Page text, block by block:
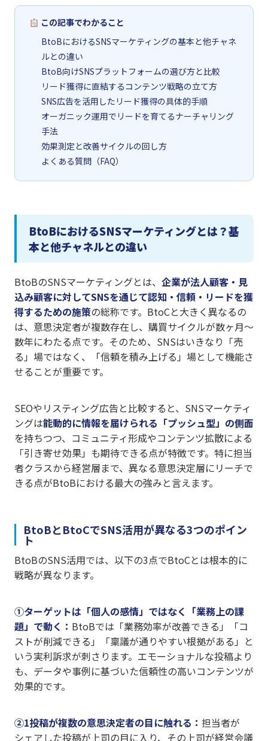
この記事でわかること
BtoBにおけるSNSマーケティングの基本と他チャネ
ルとの違い
BtoB向けSNSプラットフォームの選び方と比較
リード獲得に直結するコンテンツ戦略の立て方
SNS広告を活用したリード獲得の具体的手順
オーガニック運用でリードを育てるナーチャリング
手法
効果測定と改善サイクルの回し方
よくある質問（FAQ）
BtoBにおけるSNSマーケティングとは？基
本と他チャネルとの違い
BtoBのSNSマーケティングとは、 企業が法人顧客・見
込み顧客に対してSNSを通じて認知・信頼・リードを獲
得するための施策の総称です。BtoCと大きく異なるの
は、意思決定者が複数存在し、購買サイクルが数ヶ月〜
数年にわたる点です。そのため、SNSはいきなり「売
る」場ではなく、「信頼を積み上げる」場として機能さ
せることが重要です。
SEOやリスティング広告と比較すると、SNSマーケティ
ングは能動的に情報を届けられる「プッシュ型」の側面
を持ちつつ、コミュニティ形成やコンテンツ拡散による
「引き寄せ効果」も期待できる点が特徴です。特に担当
者クラスから経営層まで、異なる意思決定層にリーチで
きる点がBtoBにおける最大の強みと言えます。
BtoBとBtoCでSNS活用が異なる3つのポイン
ト
BtoBのSNS活用では、以下の3点でBtoCとは根本的に
戦略が異なります。
①ターゲットは「個人の感情」ではなく「業務上の課
題」で動く： BtoBでは「業務効率が改善できる」「コ
ストが削減できる」「稟議が通りやすい根拠がある」と
いう実利訴求が刺さります。エモーショナルな投稿より
も、データや事例に基づいた信頼性の高いコンテンツが
効果的です。
②1投稿が複数の意思決定者の目に触れる： 担当者が
シェアした投稿が上司の目に入り、その上司が経営会議